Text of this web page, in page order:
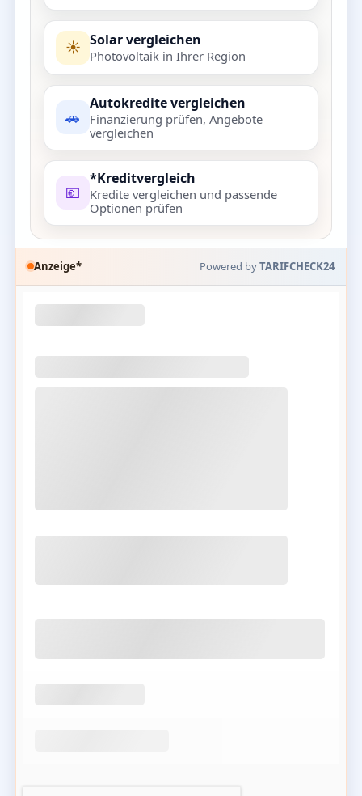
☀️ Solar vergleichen
Photovoltaik in Ihrer Region
🚗
Autokredite vergleichen
Finanzierung prüfen, Angebote
vergleichen
💶
*Kreditvergleich
Kredite vergleichen und passende
Optionen prüfen
Anzeige* Powered byTARIFCHECK24